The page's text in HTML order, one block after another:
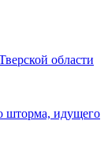
области
шторма, идущего